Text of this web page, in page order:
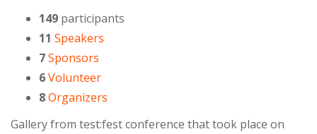
149 participants
11 Speakers
7Sponsors
6Volunteer
8Organizers
Gallery from test:fest conference that took place on